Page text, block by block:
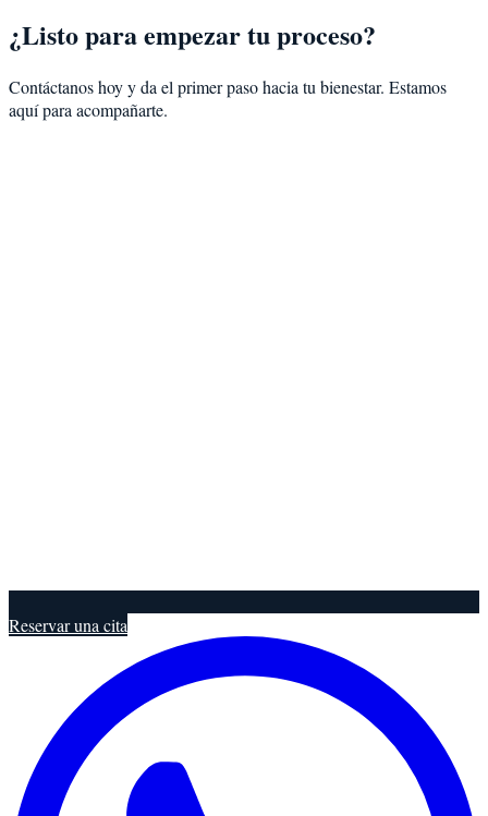
¿Listo para empezar tu proceso?
Contáctanos hoy y da el primer paso hacia tu bienestar. Estamos
aquí para acompañarte.
Reservar una cita